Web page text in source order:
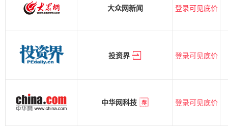
大众网新闻 登录可见底价
投资界 登录可见底价
中华网科技 登录可见底价